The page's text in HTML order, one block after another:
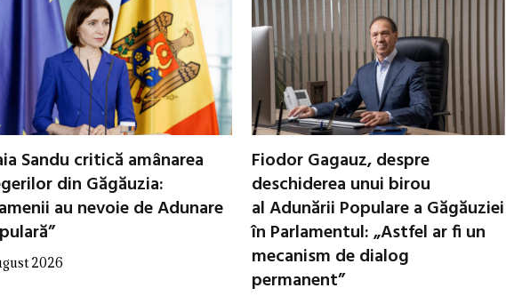
Sandu critică amânarea
din Găgăuzia:
au nevoie de Adunare
2026
Fiodor Gagauz, despre
deschiderea unui birou
al Adunării Populare a Găgăuziei
în Parlamentul: „Astfel ar fi un
mecanism de dialog
permanent”